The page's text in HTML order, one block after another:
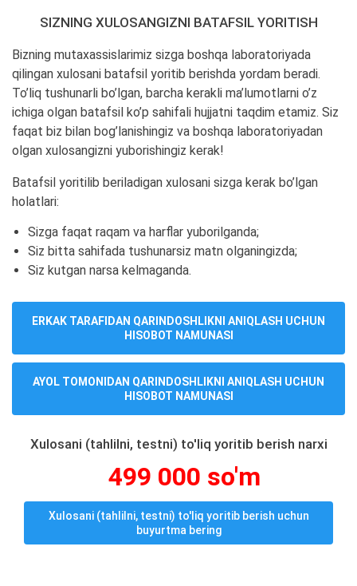
SIZNING XULOSANGIZNI BATAFSIL YORITISH
Bizning mutaxassislarimiz sizga boshqa laboratoriyada
qilingan xulosani batafsil yoritib berishda yordam beradi.
To’liq tushunarli bo’lgan, barcha kerakli ma’lumotlarni o’z
ichiga olgan batafsil ko’p sahifali hujjatni taqdim etamiz. Siz
faqat biz bilan bog’lanishingiz va boshqa laboratoriyadan
olgan xulosangizni yuborishingiz kerak!
Batafsil yoritilib beriladigan xulosani sizga kerak bo’lgan
holatlari:
Sizga faqat raqam va harflar yuborilganda;
Siz bitta sahifada tushunarsiz matn olganingizda;
Siz kutgan narsa kelmaganda.
ERKAK TARAFIDAN QARINDOSHLIKNI ANIQLASH UCHUN
HISOBOT NAMUNASI
AYOL TOMONIDAN QARINDOSHLIKNI ANIQLASH UCHUN
HISOBOT NAMUNASI
Xulosani (tahlilni, testni) to'liq yoritib berish narxi
499 000 so'm
Xulosani (tahlilni, testni) to'liq yoritib berish uchun
buyurtma bering